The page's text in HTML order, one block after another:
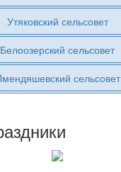
Утяковский сельсовет
Белоозерский сельсовет
сельсовет